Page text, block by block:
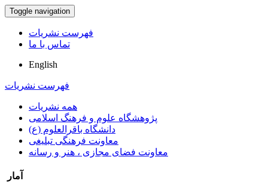
Toggle navigation
فهرست نشریات
تماس با ما
English
فهرست نشریات
همه نشریات
پژوهشگاه علوم و فرهنگ اسلامی
دانشگاه باقرالعلوم (ع)
معاونت فرهنگی تبلیغی
معاونت فضای مجازی ، هنر و رسانه
آمار